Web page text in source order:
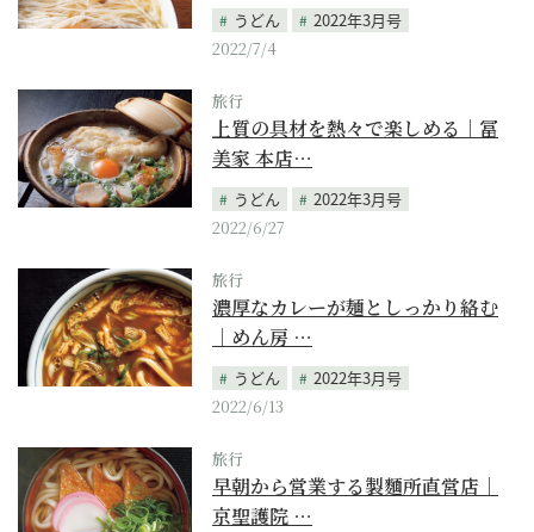
うどん
2022年3月号
2022/7/4
旅行
上質の具材を熱々で楽しめる｜冨
美家 本店…
うどん
2022年3月号
2022/6/27
旅行
濃厚なカレーが麺としっかり絡む
｜めん房 …
うどん
2022年3月号
2022/6/13
旅行
早朝から営業する製麵所直営店｜
京聖護院 …